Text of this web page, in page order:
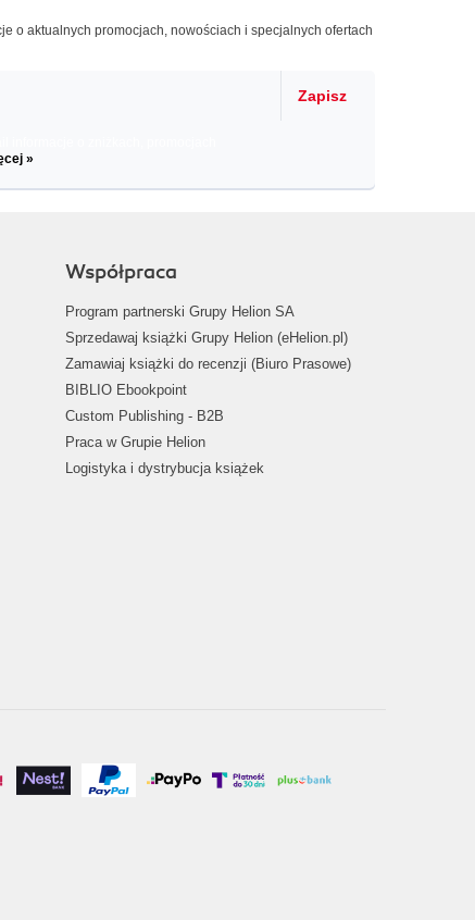
o aktualnych promocjach, nowościach i specjalnych ofertach
Zapisz
»
Współpraca
Program partnerski Grupy Helion SA
Sprzedawaj książki Grupy Helion (eHelion.pl)
Zamawiaj książki do recenzji (Biuro Prasowe)
BIBLIO Ebookpoint
Custom Publishing - B2B
Praca w Grupie Helion
Logistyka i dystrybucja książek